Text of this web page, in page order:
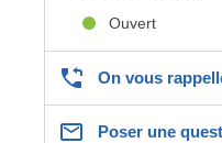
Ouvert
On vous
Poser une